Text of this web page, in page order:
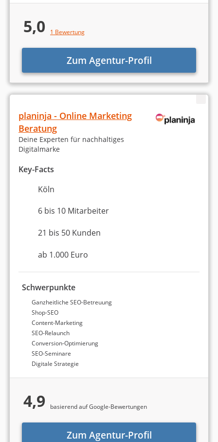
5,0 1 Bewertung
Zum Agentur-Profil
planinja - Online Marketing
Beratung
Deine Experten für nachhaltiges
Digitalmarke
Key-Facts
Köln
6 bis 10 Mitarbeiter
21 bis 50 Kunden
ab 1.000 Euro
Schwerpunkte
Ganzheitliche SEO-Betreuung
Shop-SEO
Content-Marketing
SEO-Relaunch
Conversion-Optimierung
SEO-Seminare
Digitale Strategie
4,9 basierend auf Google-Bewertungen
Zum Agentur-Profil